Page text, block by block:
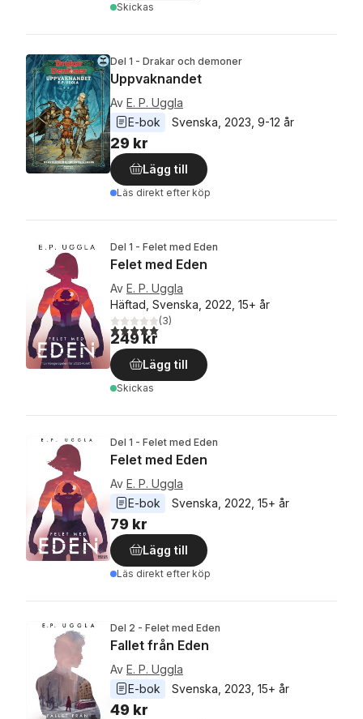
Skickas
Del 1 - Drakar och demoner
Uppvaknandet
Av E. P. Uggla
E-bok
Svenska 2023 9-12 år
29 kr
Lägg till
Läs direkt efter köp
Del 1 - Felet med Eden
Felet med Eden
Av E. P. Uggla
Häftad, Svenska, 2022, 15+ år
5,0utav 5 stjärnor. Totalt antal röster:
(3)
249 kr
Lägg till
Skickas
Del 1 - Felet med Eden
Felet med Eden
Av E. P. Uggla
E-bok
Svenska 2022 15+ år
79 kr
Lägg till
Läs direkt efter köp
Del 2 - Felet med Eden
Fallet från Eden
Av E. P. Uggla
E-bok
Svenska 2023 15+ år
49 kr